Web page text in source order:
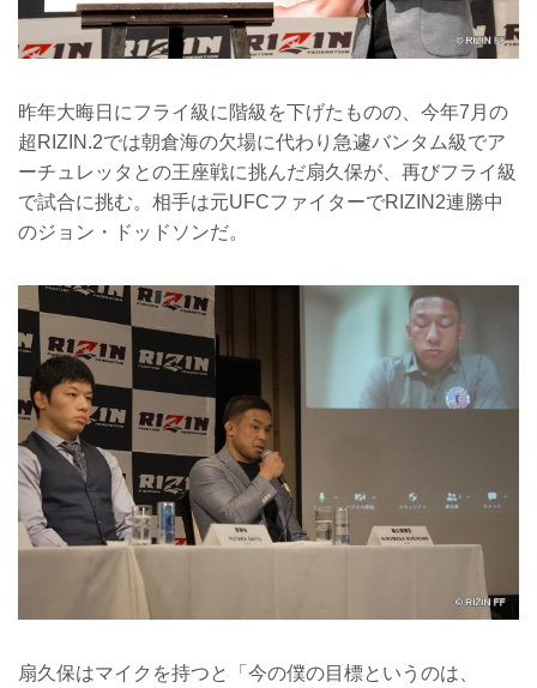
昨年大晦日にフライ級に階級を下げたものの、今年7月の
超RIZIN.2では朝倉海の欠場に代わり急遽バンタム級でア
ーチュレッタとの王座戦に挑んだ扇久保が、再びフライ級
で試合に挑む。相手は元UFCファイターでRIZIN2連勝中
のジョン・ドッドソンだ。
扇久保はマイクを持つと「今の僕の目標というのは、